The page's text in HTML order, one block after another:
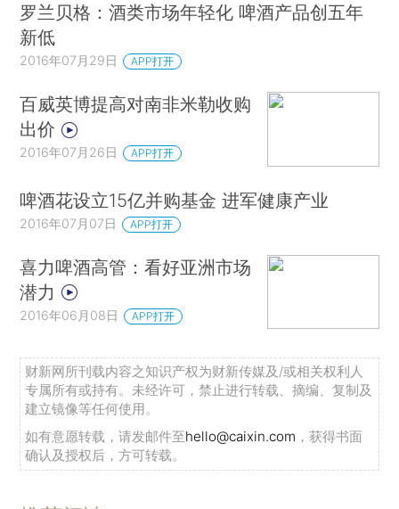
罗兰贝格：酒类市场年轻化 啤酒产品创五年
新低
2016年07月29日 APP打开
百威英博提高对南非米勒收购
出价
2016年07月26日 APP打开
啤酒花设立15亿并购基金 进军健康产业
2016年07月07日 APP打开
喜力啤酒高管：看好亚洲市场
潜力
2016年06月08日 APP打开
财新网所刊载内容之知识产权为财新传媒及/或相关权利人
专属所有或持有。未经许可，禁止进行转载、摘编、复制及
建立镜像等任何使用。
如有意愿转载，请发邮件至hello@caixin.com ，获得书面
确认及授权后，方可转载。